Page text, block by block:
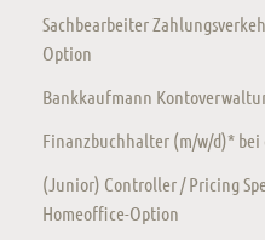
Sachbearbeiter
Option
Bankkaufmann
Finanzbuchhalter (m/w/d)*
(Junior) Controller / Pricing
Homeoffice-Option